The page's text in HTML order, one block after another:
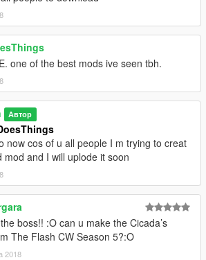
one of the best mods ive seen tbh.
Автор
now cos of u all people I m trying to creat
mod and I will uplode it soon
boss!! :O can u make the Cicada’s
The Flash CW Season 5?:O
2018